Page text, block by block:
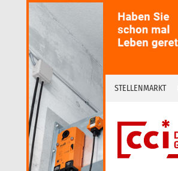
to
content
STELLENMARKT